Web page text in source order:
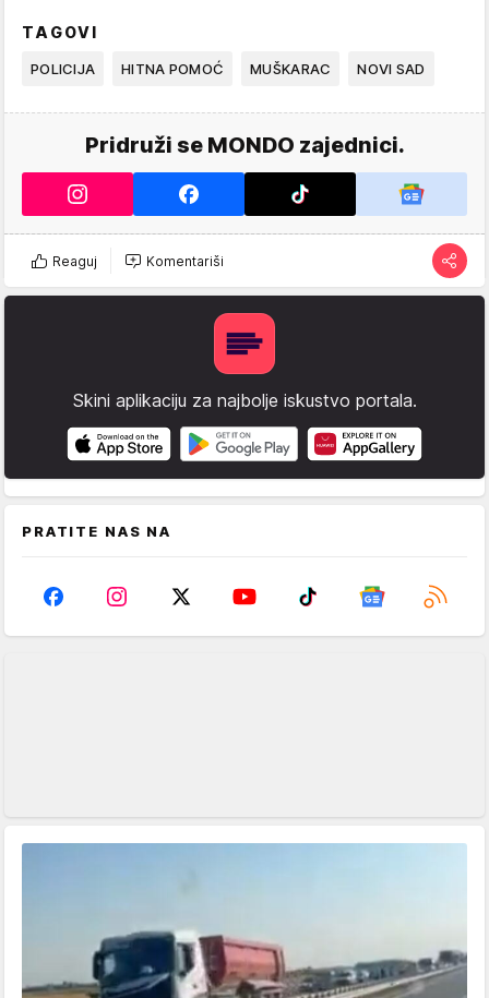
TAGOVI
POLICIJA HITNA POMOĆ MUŠKARAC NOVI SAD
Pridruži se MONDO zajednici.
Reaguj Komentariši
Skini aplikaciju za najbolje iskustvo portala.
PRATITE NAS NA